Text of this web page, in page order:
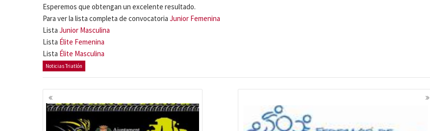
Esperemos que obtengan un excelente resultado.
Para ver la lista completa de convocatoria Junior Femenina
Lista Junior Masculina
Lista Élite Femenina
Lista Élite Masculina
Noticias Triatlón
Navegación
de
entradas